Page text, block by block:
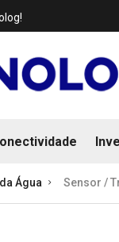
Água Sensor /